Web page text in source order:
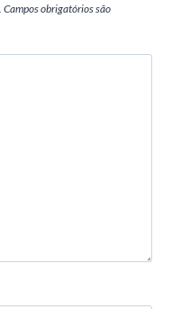
Campos obrigatórios são